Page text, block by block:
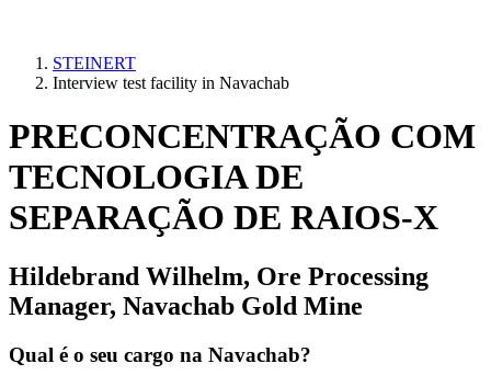
STEINERT
Interview test facility in Navachab
PRECONCENTRAÇÃO COM
TECNOLOGIA DE
SEPARAÇÃO DE RAIOS-X
Hildebrand Wilhelm, Ore Processing
Manager, Navachab Gold Mine
Qual é o seu cargo na Navachab?